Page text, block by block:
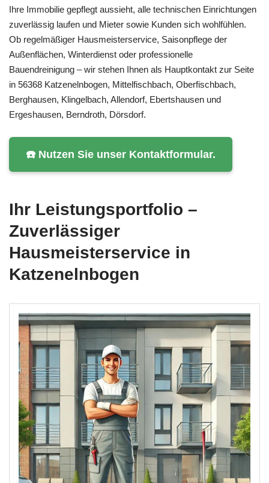
Ihre Immobilie gepflegt aussieht, alle technischen Einrichtungen
zuverlässig laufen und Mieter sowie Kunden sich wohlfühlen.
Ob regelmäßiger Hausmeisterservice, Saisonpflege der
Außenflächen, Winterdienst oder professionelle
Bauendreinigung – wir stehen Ihnen als Hauptkontakt zur Seite
in 56368 Katzenelnbogen, Mittelfischbach, Oberfischbach,
Berghausen, Klingelbach, Allendorf, Ebertshausen und
Ergeshausen, Berndroth, Dörsdorf.
☎️ Nutzen Sie unser Kontaktformular.
Ihr Leistungsportfolio –
Zuverlässiger
Hausmeisterservice in
Katzenelnbogen